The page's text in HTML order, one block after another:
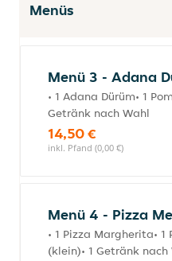
Menüs
Menü 3 - Adana
• 1 Adana Dürüm• 1
Getränk nach Wahl
14,50 €
inkl. Pfand (0,00 €)
Menü 4 - Pizza
• 1 Pizza Margherita•
(klein)• 1 Getränk nach